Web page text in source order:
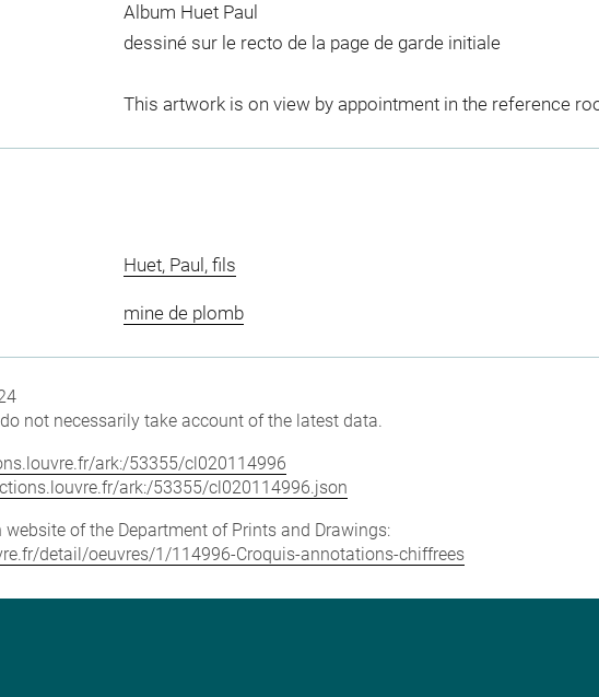
Album Huet Paul
dessiné sur le recto de la page de garde initiale
This artwork is on view by appointment in the reference
Huet, Paul, fils
mine de plomb
not necessarily take account of the latest data.
ark:/53355/cl020114996
ark:/53355/cl020114996.json
of the Department of Prints and Drawings:
detail/oeuvres/1/114996-Croquis-annotations-chiffrees